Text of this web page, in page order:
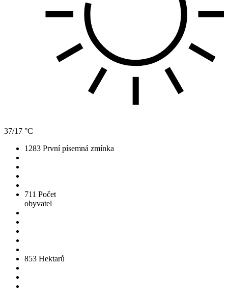
37/17 °C
1283 První písemná zmínka
711 Počet
obyvatel
853 Hektarů